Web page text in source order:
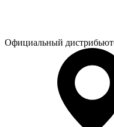
Официальный